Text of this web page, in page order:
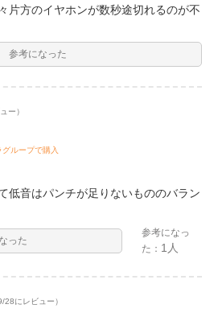
片方のイヤホンが数秒途切れるのが不
参考になった
ー）
グループで購入
低音はパンチが足りないもののバラン
った
参考になっ
た： 1人
28にレビュー）